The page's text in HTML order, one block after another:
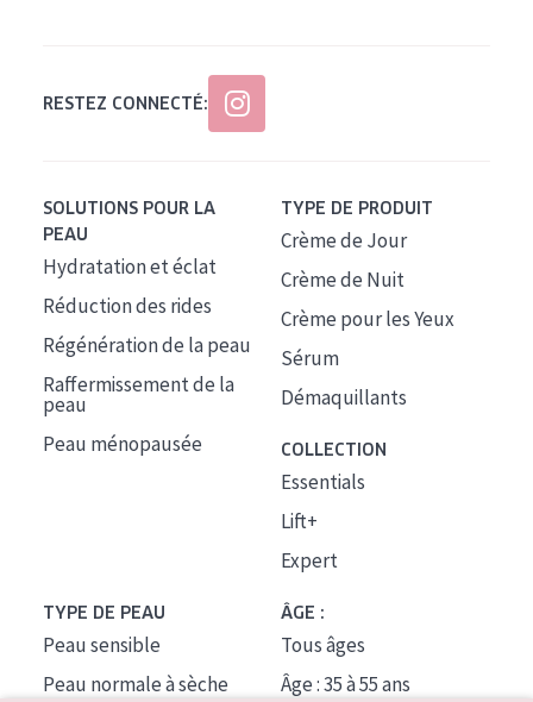
RESTEZ CONNECTÉ:
SOLUTIONS POUR LA
PEAU
Hydratation et éclat
Réduction des rides
Régénération de la peau
Raffermissement de la
peau
Peau ménopausée
TYPE DE PRODUIT
Crème de Jour
Crème de Nuit
Crème pour les Yeux
Sérum
Démaquillants
COLLECTION
Essentials
Lift+
Expert
TYPE DE PEAU
Peau sensible
Peau normale à sèche
ÂGE :
Tous âges
Âge : 35 à 55 ans